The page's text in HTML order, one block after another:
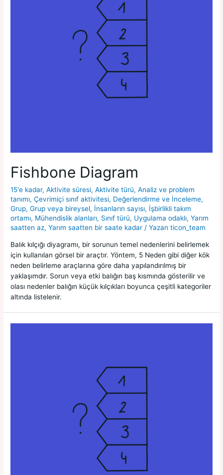
Fishbone Diagram
15'e kadar,Aktivite süresi,Aktivite türü,Analiz ve problem
tanımı,Çevrimiçi sınıf aktivitesi, Değerlendirme ve İnceleme,
Grup,Grup veya bireysel, İnsanların sayısı, İşbirlikli takım
ortamı, Mühendislik alanları, Sınıf türü, Uygulama odaklı,Yarım
saatten az,Yarım saatten bir saate kadar / Yazan ticon_team
Balık kılçığı diyagramı, bir sorunun temel nedenlerini belirlemek
için kullanılan görsel bir araçtır. Yöntem, 5 Neden gibi diğer kök
neden belirleme araçlarına göre daha yapılandırılmış bir
yaklaşımdır. Sorun veya etki balığın baş kısmında gösterilir ve
olası nedenler balığın küçük kılçıkları boyunca çeşitli kategoriler
altında listelenir.